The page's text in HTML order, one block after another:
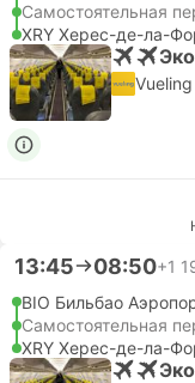
Самостоятельная
XRY Херес-де-ла-
Vueling
13:45 08:50+1
BIO Бильбао
Самостоятельная
XRY Херес-де-ла-